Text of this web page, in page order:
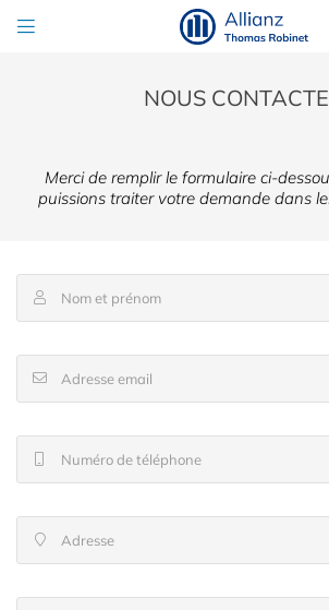

Rafraîchir le captcha
En cochant cette case, vous consentez à recevoir nos
Inscription
NOUS
Merci de remplir le formulaire ci-
puissions traiter votre demande dans
 Nom et prénom
 Adresse email
Numéro de téléphone
 Adresse